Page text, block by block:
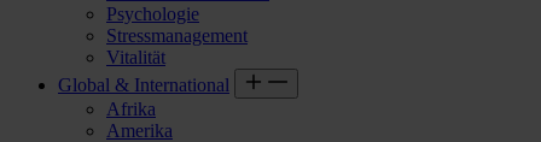
Psychologie
Stressmanagement
Vitalität
Global & International
Afrika
Amerika